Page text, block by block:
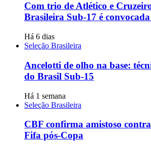
Com trio de Atlético e
Brasileira Sub-17 é
Há 6 dias
Seleção Brasileira
Ancelotti de olho na base:
do Brasil Sub-15
Há 1 semana
Seleção Brasileira
CBF confirma amistoso
Fifa pós-Copa